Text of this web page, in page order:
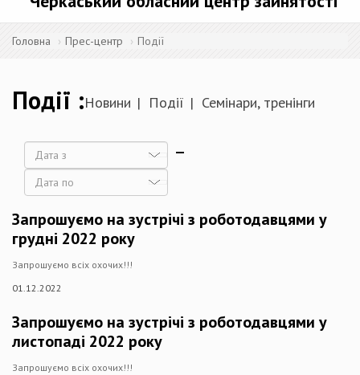
Головна Прес-центр Події
Події Новини Події Семінари, тренінги
Дата
Запрошуємо на зустрічі з роботодавцями у
грудні 2022 року
Запрошуємо всіх охочих!!!
01.12.2022
Запрошуємо на зустрічі з роботодавцями у
листопаді 2022 року
Запрошуємо всіх охочих!!!